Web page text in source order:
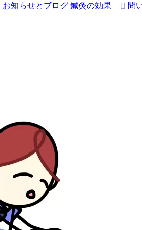
お知らせとブログ 鍼灸の効果
問